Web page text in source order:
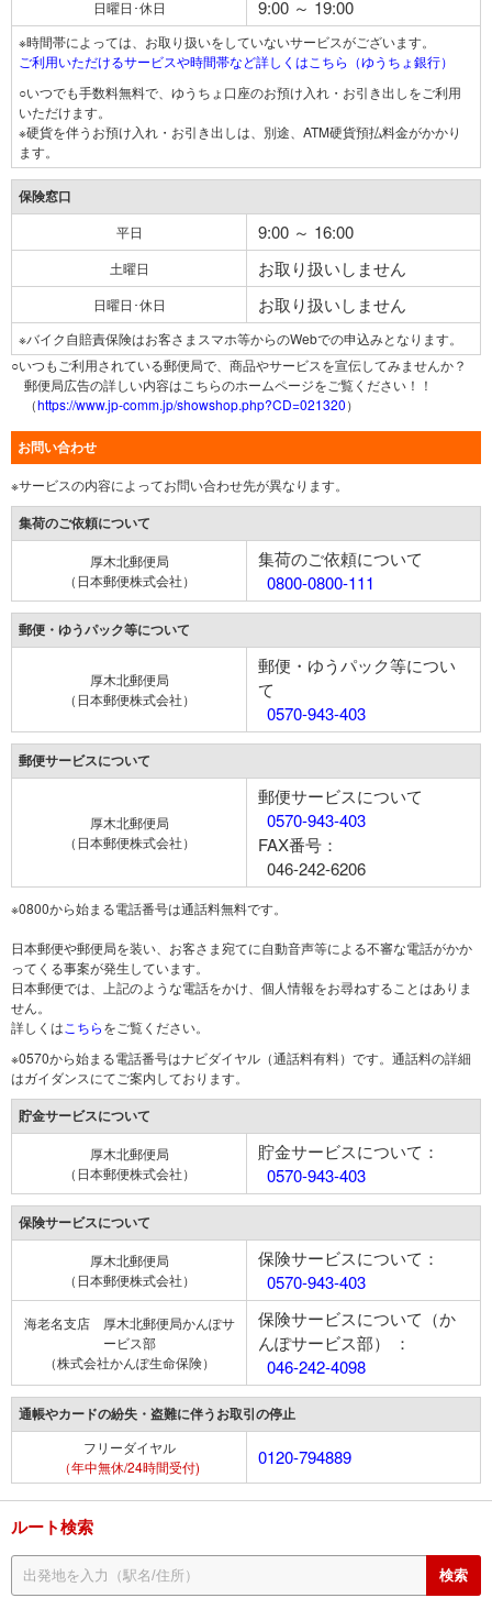
日曜日･休日 9:00 ～ 19:00
※時間帯によっては、お取り扱いをしていないサービスがございます。
ご利用いただけるサービスや時間帯など詳しくはこちら（ゆうちょ銀行）
○いつでも手数料無料で、ゆうちょ口座のお預け入れ・お引き出しをご利用
いただけます。
※硬貨を伴うお預け入れ・お引き出しは、別途、ATM硬貨預払料金がかかり
ます。
保険窓口
平日 9:00 ～ 16:00
土曜日 お取り扱いしません
日曜日･休日 お取り扱いしません
※バイク自賠責保険はお客さまスマホ等からのWebでの申込みとなります。
○いつもご利用されている郵便局で、商品やサービスを宣伝してみませんか？
郵便局広告の詳しい内容はこちらのホームページをご覧ください！！
（https://www.jp-comm.jp/showshop.php?CD=021320）
お問い合わせ
※サービスの内容によってお問い合わせ先が異なります。
集荷のご依頼について
厚木北郵便局
（日本郵便株式会社）
集荷のご依頼について
0800-0800-111
郵便・ゆうパック等について
厚木北郵便局
（日本郵便株式会社）
郵便・ゆうパック等につい
て
0570-943-403
郵便サービスについて
厚木北郵便局
（日本郵便株式会社）
郵便サービスについて
0570-943-403
FAX番号：
046-242-6206
※0800から始まる電話番号は通話料無料です。
日本郵便や郵便局を装い、お客さま宛てに自動音声等による不審な電話がかか
ってくる事案が発生しています。
日本郵便では、上記のような電話をかけ、個人情報をお尋ねすることはありま
せん。
詳しくは こちらをご覧ください。
※0570から始まる電話番号はナビダイヤル（通話料有料）です。通話料の詳細
はガイダンスにてご案内しております。
貯金サービスについて
厚木北郵便局
（日本郵便株式会社）
貯金サービスについて：
0570-943-403
保険サービスについて
厚木北郵便局
（日本郵便株式会社）
保険サービスについて：
0570-943-403
海老名支店 厚木北郵便局かんぽサ
ービス部
（株式会社かんぽ生命保険）
保険サービスについて（か
んぽサービス部） ：
046-242-4098
通帳やカードの紛失・盗難に伴うお取引の停止
フリーダイヤル
（年中無休/24時間受付)
0120-794889
ルート検索